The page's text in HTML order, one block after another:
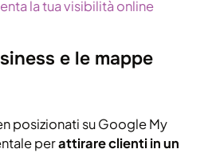
la tua visibilità online
e le mappe
posizionati su Google My
perattirare clienti in un